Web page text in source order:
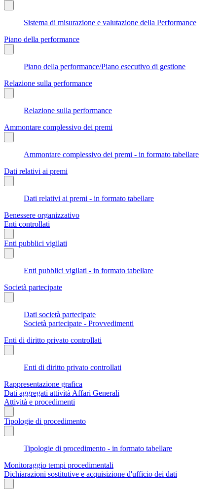
Sistema di misurazione e valutazione della Performance
Piano della performance
Piano della performance/Piano esecutivo di gestione
Relazione sulla performance
Relazione sulla performance
Ammontare complessivo dei premi
Ammontare complessivo dei premi - in formato tabellare
Dati relativi ai premi
Dati relativi ai premi - in formato tabellare
Benessere organizzativo
Enti controllati
Enti pubblici vigilati
Enti pubblici vigilati - in formato tabellare
Società partecipate
Dati società partecipate
Società partecipate - Provvedimenti
Enti di diritto privato controllati
Enti di diritto privato controllati
Rappresentazione grafica
Dati aggregati attività Affari Generali
Attività e procedimenti
Tipologie di procedimento
Tipologie di procedimento - in formato tabellare
Monitoraggio tempi procedimentali
Dichiarazioni sostitutive e acquisizione d'ufficio dei dati